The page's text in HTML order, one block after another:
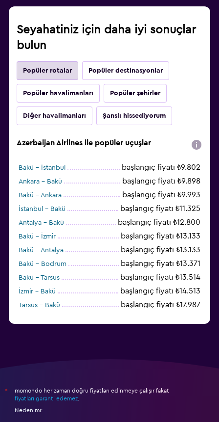
Seyahatiniz için daha iyi sonuçlar
bulun
Popüler rotalar Popüler destinasyonlar
Popüler havalimanları Popüler şehirler
Diğer havalimanları Şanslı hissediyorum
Azerbaijan Airlines ile popüler uçuşlar
Bakü - İstanbul başlangıç fiyatı ₺9.802
Ankara - Bakü başlangıç fiyatı ₺9.898
Bakü - Ankara başlangıç fiyatı ₺9.993
İstanbul - Bakü başlangıç fiyatı ₺11.325
Antalya - Bakü başlangıç fiyatı ₺12.800
Bakü - İzmir başlangıç fiyatı ₺13.133
Bakü - Antalya başlangıç fiyatı ₺13.133
Bakü - Bodrum başlangıç fiyatı ₺13.371
Bakü - Tarsus başlangıç fiyatı ₺13.514
İzmir - Bakü başlangıç fiyatı ₺14.513
Tarsus - Bakü başlangıç fiyatı ₺17.987
*
momondo her zaman doğru fiyatları edinmeye çalışır fakat
fiyatları garanti edemez
Neden mi: